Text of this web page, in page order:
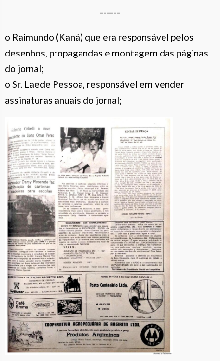
------
o Raimundo (Kaná) que era responsável pelos
desenhos, propagandas e montagem das páginas
do jornal;
o Sr. Laede Pessoa, responsável em vender
assinaturas anuais do jornal;